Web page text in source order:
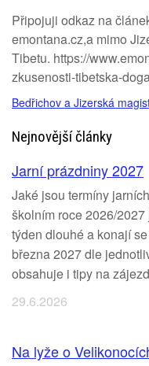
Připojuji odkaz na
emontana.cz,a mimo
Tibetu. https://
zkusenosti-tibetska-
Bedřichov a Jizerská
Nejnovější články
Jarní prázdniny 2027
Jaké jsou termíny
školním roce 2026/
týden dlouhé a konají
března 2027 dle
obsahuje i tipy na
29.6.2026
Na lyže o